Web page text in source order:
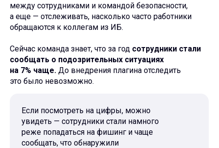
между сотрудниками и командой безопасности,
а еще — отслеживать, насколько часто работники
обращаются к коллегам из ИБ.
Сейчас команда знает, что за год сотрудники стали
сообщать о подозрительных ситуациях
на 7% чаще. До внедрения плагина отследить
это было невозможно.
Если посмотреть на цифры, можно
увидеть — сотрудники стали намного
реже попадаться на фишинг и чаще
сообщать, что обнаружили